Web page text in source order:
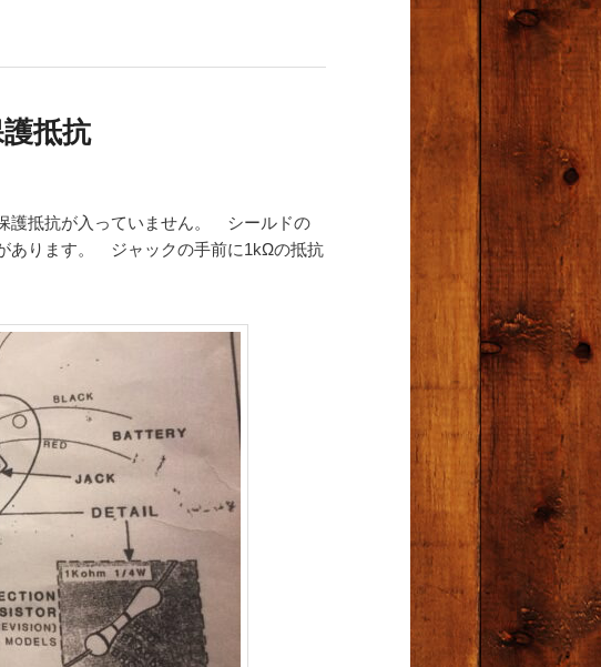
抵抗
護抵抗が入っていません。 シールドの
あります。 ジャックの手前に1kΩの抵抗